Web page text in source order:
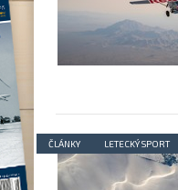
ČLÁNKY LETECKÝ SPORT